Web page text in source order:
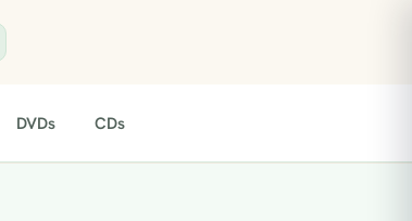
DVDs CDs